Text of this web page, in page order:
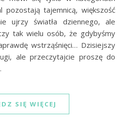
pozostają tajemnicą, większość
ujrzy światła dziennego, ale
tak wielu osób, że gdybyśmy
wstrząśnięci… Dzisiejszy
ale przeczytajcie proszę do
SIĘ WIĘCEJ